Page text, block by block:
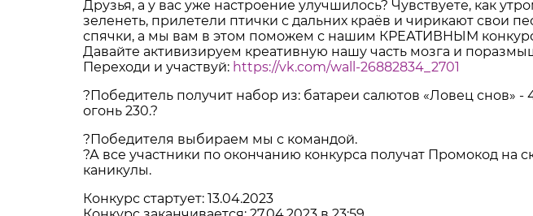
Друзья, а у вас уже настроение улучшилось? Чувствуете, как
зеленеть, прилетели птички с дальних краёв и чирикают свои
спячки, а мы вам в этом поможем с нашим КРЕАТИВНЫМ
Давайте активизируем креативную нашу часть мозга и
Переходи и участвуй: https://vk.com/wall-26882834_2701
?Победитель получит набор из: батареи салютов «Ловец снов» -
огонь 230.?
?Победителя выбираем мы с командой.
?А все участники по окончанию конкурса получат Промокод на
каникулы.
Конкурс стартует: 13.04.2023